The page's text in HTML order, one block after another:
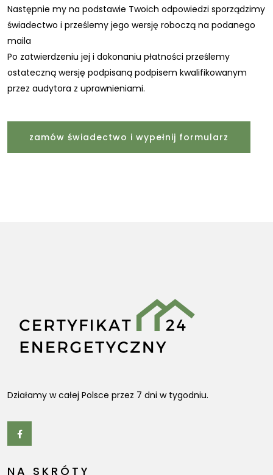
Następnie my na podstawie Twoich odpowiedzi sporządzimy
świadectwo i prześlemy jego wersję roboczą na podanego
maila
Po zatwierdzeniu jej i dokonaniu płatności prześlemy
ostateczną wersję podpisaną podpisem kwalifikowanym
przez audytora z uprawnieniami.
zamów świadectwo i wypełnij formularz
Działamy w całej Polsce przez 7 dni w tygodniu.
NA SKRÓTY